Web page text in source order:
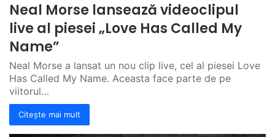
Neal Morse lansează videoclipul
live al piesei „Love Has Called My
Name”
Neal Morse a lansat un nou clip live, cel al piesei Love
Has Called My Name. Aceasta face parte de pe
viitorul…
Citește mai mult